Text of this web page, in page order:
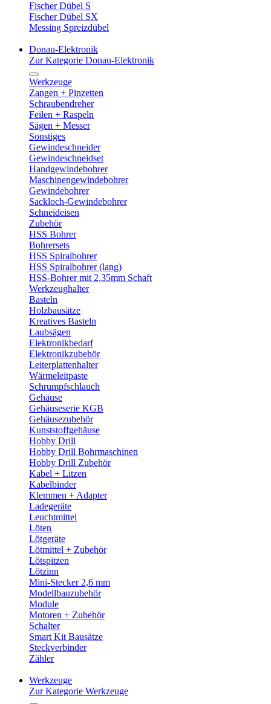
Fischer Dübel S
Fischer Dübel SX
Messing Spreizdübel
Donau-Elektronik
Zur Kategorie Donau-Elektronik
Werkzeuge
Zangen + Pinzetten
Schraubendreher
Feilen + Raspeln
Sägen + Messer
Sonstiges
Gewindeschneider
Gewindeschneidset
Handgewindebohrer
Maschinengewindebohrer
Gewindebohrer
Sackloch-Gewindebohrer
Schneideisen
Zubehör
HSS Bohrer
Bohrersets
HSS Spiralbohrer
HSS Spiralbohrer (lang)
HSS-Bohrer mit 2,35mm Schaft
Werkzeughalter
Basteln
Holzbausätze
Kreatives Basteln
Laubsägen
Elektronikbedarf
Elektronikzubehör
Leiterplattenhalter
Wärmeleitpaste
Schrumpfschlauch
Gehäuse
Gehäuseserie KGB
Gehäusezubehör
Kunststoffgehäuse
Hobby Drill
Hobby Drill Bohrmaschinen
Hobby Drill Zubehör
Kabel + Litzen
Kabelbinder
Klemmen + Adapter
Ladegeräte
Leuchtmittel
Löten
Lötgeräte
Lötmittel + Zubehör
Lötspitzen
Lötzinn
Mini-Stecker 2,6 mm
Modellbauzubehör
Module
Motoren + Zubehör
Schalter
Smart Kit Bausätze
Steckverbinder
Zähler
Werkzeuge
Zur Kategorie Werkzeuge